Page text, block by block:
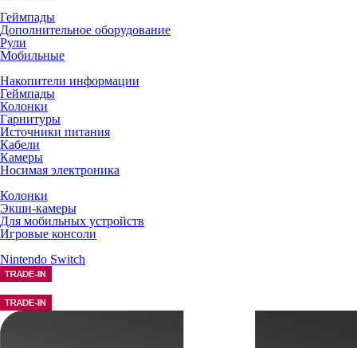
Геймпады
Дополнительное оборудование
Рули
Мобильные
Накопители информации
Геймпады
Колонки
Гарнитуры
Источники питания
Кабели
Камеры
Носимая электроника
Колонки
Экшн-камеры
Для мобильных устройств
Игровые консоли
Nintendo Switch